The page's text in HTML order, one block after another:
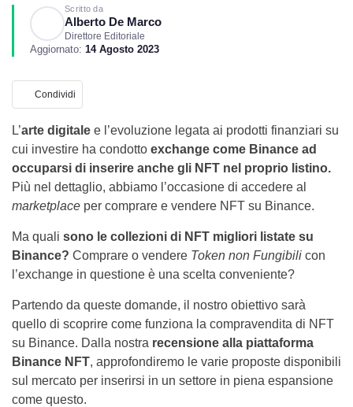
Scritto da
Alberto De Marco
Direttore Editoriale
Aggiornato: 14 Agosto 2023
Condividi
L’arte digitale e l’evoluzione legata ai prodotti finanziari su
cui investire ha condotto exchange come Binance ad
occuparsi di inserire anche gli NFT nel proprio listino.
Più nel dettaglio, abbiamo l’occasione di accedere al
marketplace per comprare e vendere NFT su Binance.
Ma quali sono le collezioni di NFT migliori listate su
Binance? Comprare o vendere Token non Fungibili con
l’exchange in questione è una scelta conveniente?
Partendo da queste domande, il nostro obiettivo sarà
quello di scoprire come funziona la compravendita di NFT
su Binance. Dalla nostra recensione alla piattaforma
Binance NFT, approfondiremo le varie proposte disponibili
sul mercato per inserirsi in un settore in piena espansione
come questo.